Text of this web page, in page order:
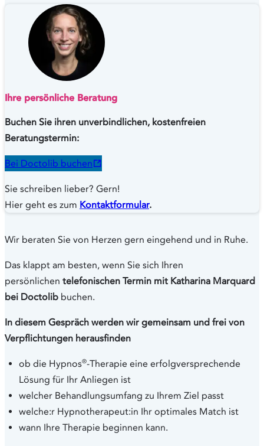
Ihre persönliche Beratung
Buchen Sie ihren unverbindlichen, kostenfreien
Beratungstermin:
Bei Doctolib buchen
Sie schreiben lieber? Gern!
Hier geht es zum Kontaktformular.
Wir beraten Sie von Herzen gern eingehend und in Ruhe.
Das klappt am besten, wenn Sie sich Ihren
persönlichen telefonischen Termin mit Katharina Marquard
bei Doctolib buchen.
In diesem Gespräch werden wir gemeinsam und frei von
Verpflichtungen herausfinden
ob die Hypnos®-Therapie eine erfolgversprechende
Lösung für Ihr Anliegen ist
welcher Behandlungsumfang zu Ihrem Ziel passt
welche:r Hypnotherapeut:in Ihr optimales Match ist
wann Ihre Therapie beginnen kann.